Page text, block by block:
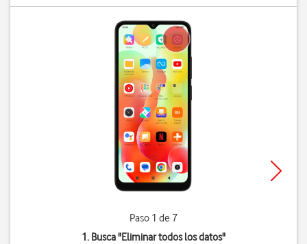
Paso 1 de 7
1. Busca "Eliminar todos los datos"